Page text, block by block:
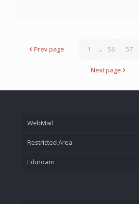
Prev page 1 ... 56 57
Next page
WebMail
Restricted Area
Eduroam